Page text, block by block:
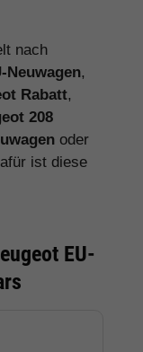
nach
Neuwagen,
Rabatt,
208
oder
ist diese
EU-